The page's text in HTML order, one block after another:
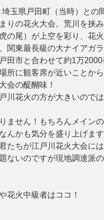
玉県戸田町（当時）との
りの花火大会。荒川を挟
の尾）が上空を彩り、花
関東最長級の大ナイアガ
田市と合わせて約1万
所に観客席が近いことか
会の醍醐味！
川花火の方が大きいので
ません！もちろんメイン
んかも気分を盛り上げます
たちが江戸川花火大会に
ないのですが現地調達派
花火中級者はココ！